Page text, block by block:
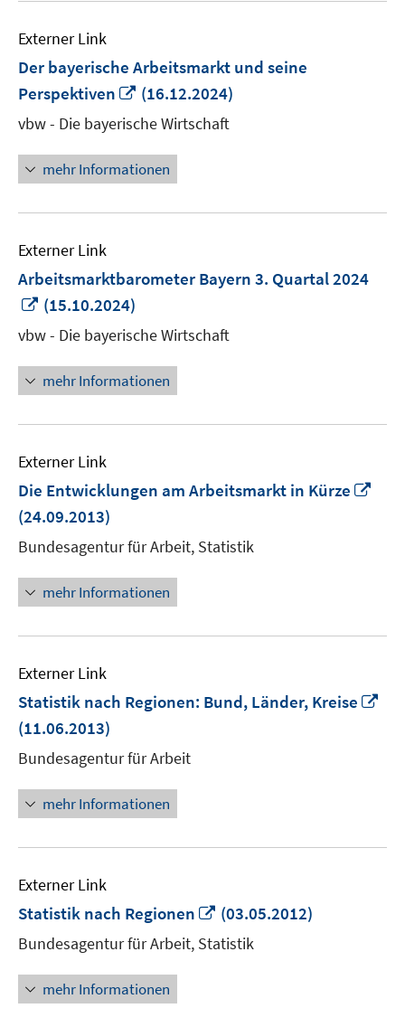
Externer Link
Der bayerische Arbeitsmarkt und seine
Perspektiven
In
neuem
Fenster
öffnen
(16.12.2024)
vbw - Die bayerische Wirtschaft
mehr Informationen
Externer Link
Arbeitsmarktbarometer Bayern 3. Quartal 2024
In
neuem
Fenster
öffnen
(15.10.2024)
vbw - Die bayerische Wirtschaft
mehr Informationen
Externer Link
Die Entwicklungen am Arbeitsmarkt in Kürze
(24.09.2013)
Bundesagentur für Arbeit, Statistik
mehr Informationen
Externer Link
Statistik nach Regionen: Bund, Länder, Kreise
(11.06.2013)
Bundesagentur für Arbeit
mehr Informationen
Externer Link
Statistik nach Regionen
In
neuem
Fenster
(03.05.2012)
Bundesagentur für Arbeit, Statistik
mehr Informationen